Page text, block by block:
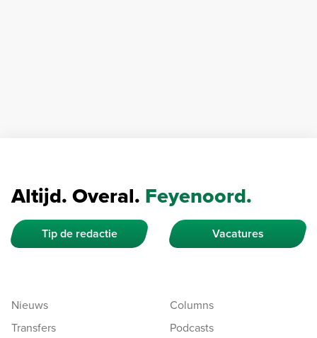
Altijd. Overal. Feyenoord.
Tip de redactie Vacatures
Nieuws
Transfers
Columns
Podcasts